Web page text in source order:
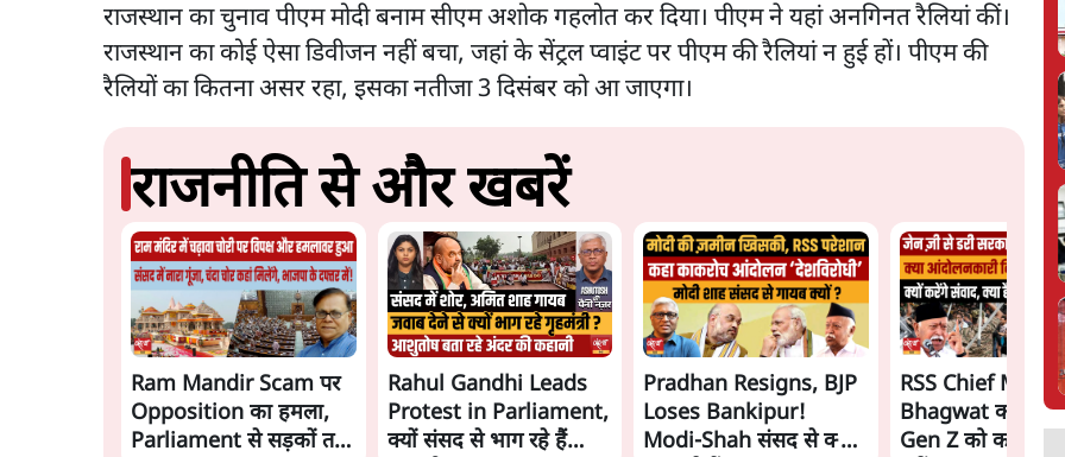
राजस्थान का चुनाव पीएम मोदी बनाम सीएम अशोक गहलोत कर दिया। पीएम ने यहां अनगिनत रैलियां कीं।
राजस्थान का कोई ऐसा डिवीजन नहीं बचा, जहां के सेंट्रल प्वाइंट पर पीएम की रैलियां न हुई हों। पीएम की
रैलियों का कितना असर रहा, इसका नतीजा 3 दिसंबर को आ जाएगा।
राजनीति से और खबरें
Ram Mandir Scam पर
Opposition का हमला,
Parliament से सड़कों तक
Rahul Gandhi Leads
Protest in Parliament,
क्यों संसद से भाग रहे हैं
Pradhan Resigns, BJP
Loses Bankipur!
Modi-Shah संसद से क्यों
RSS Chief
Bhagwat का
Gen Z को काउंटर